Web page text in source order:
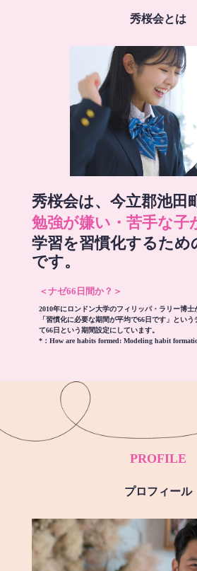
秀桜会とは
秀桜会は、今立郡池田
勉強が嫌い・苦手な子
学習を習慣化するため
です。
＜ナゼ66日間か？＞
2010年にロンドン大学のフィリッパ・ラリー博士
「習慣化に必要な期間が平均で66日です」とい
て66日という期間設定にしています。
*： How are habits formed: Modeling habit
PROFILE
プロフィール